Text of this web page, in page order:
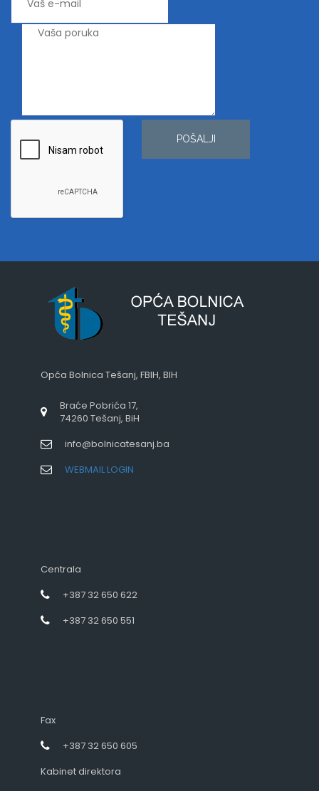
POŠALJI
Opća Bolnica Tešanj, FBIH, BIH
Braće Pobrića 17,
74260 Tešanj, BiH
info@bolnicatesanj.ba
WEBMAIL LOGIN
Centrala
+387 32 650 622
+387 32 650 551
Fax
+387 32 650 605
Kabinet direktora